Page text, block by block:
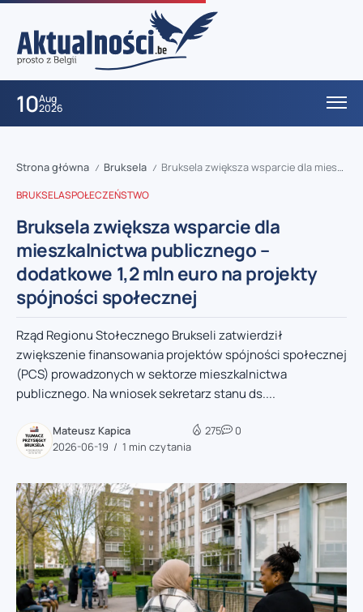
10Aug
2026
Strona główna / Bruksela / Bruksela zwiększa wsparcie dla mieszkalnictwa publicznego – dodatkowe 1,2 mln euro na projekty spójności społecznej
BRUKSELASPOŁECZEŃSTWO
Bruksela zwiększa wsparcie dla
mieszkalnictwa publicznego –
dodatkowe 1,2 mln euro na projekty
spójności społecznej
Rząd Regionu Stołecznego Brukseli zatwierdził
zwiększenie finansowania projektów spójności społecznej
(PCS) prowadzonych w sektorze mieszkalnictwa
publicznego. Na wniosek sekretarz stanu ds....
Mateusz Kapica
2026-06-19
1 min czytania
275 0